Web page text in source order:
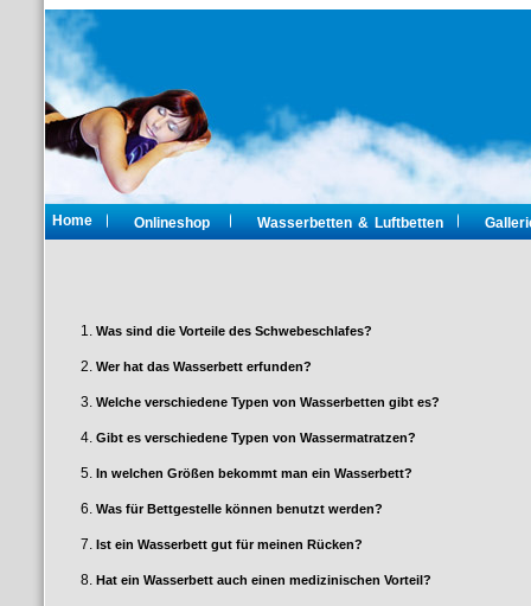
Home Onlineshop Wasserbetten & Luftbetten
1. Was sind die Vorteile des Schwebeschlafes?
2. Wer hat das Wasserbett erfunden?
3. Welche verschiedene Typen von Wasserbetten gibt es?
4. Gibt es verschiedene Typen von Wassermatratzen?
5. In welchen Größen bekommt man ein Wasserbett?
6. Was für Bettgestelle können benutzt werden?
7. Ist ein Wasserbett gut für meinen Rücken?
8. Hat ein Wasserbett auch einen medizinischen Vorteil?